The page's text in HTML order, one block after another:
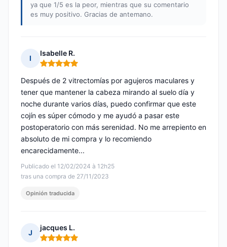
ya que 1/5 es la peor, mientras que su comentario
es muy positivo. Gracias de antemano.
I
Isabelle R.
Nota: 5 de 5
Publicado el 12/02/2024 à 12h25
tras una compra de 27/11/2023
Después de 2 vitrectomías por agujeros maculares y
tener que mantener la cabeza mirando al suelo día y
noche durante varios días, puedo confirmar que este
cojín es súper cómodo y me ayudó a pasar este
postoperatorio con más serenidad. No me arrepiento en
absoluto de mi compra y lo recomiendo
encarecidamente...
Opinión traducida
J
jacques L.
Nota: 5 de 5